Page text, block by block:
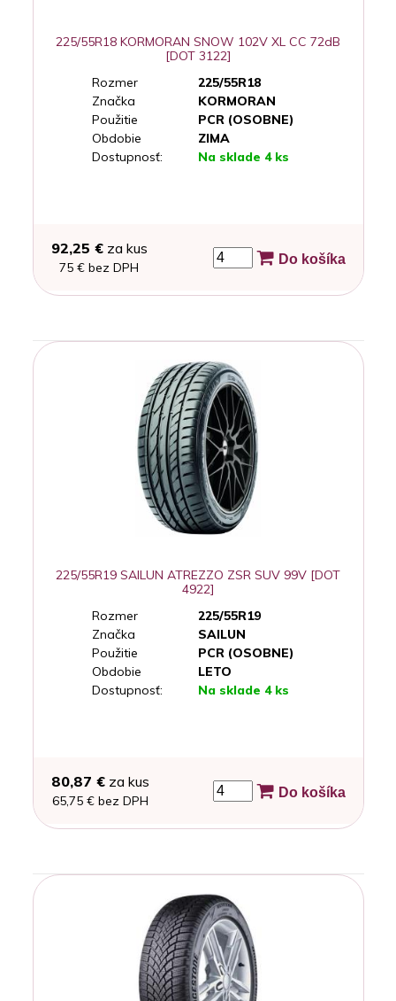
225/55R18 KORMORAN SNOW 102V XL CC 72dB
[DOT 3122]
Rozmer
225/55R18
Značka
KORMORAN
Použitie
PCR (OSOBNE)
Obdobie
ZIMA
Dostupnosť:
Na sklade 4 ks
92,25 €za kus
75 € bez DPH
Do košíka
225/55R19 SAILUN ATREZZO ZSR SUV 99V [DOT
4922]
Rozmer
225/55R19
Značka
SAILUN
Použitie
PCR (OSOBNE)
Obdobie
LETO
Dostupnosť:
Na sklade 4 ks
80,87 €za kus
65,75 € bez DPH
Do košíka